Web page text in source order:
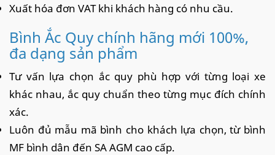
Xuất hóa đơn VAT khi khách hàng có nhu cầu.
Bình Ắc Quy chính hãng mới 100%,
đa dạng sản phẩm
Tư vấn lựa chọn ắc quy phù hợp với từng loại xe
khác nhau, ắc quy chuẩn theo từng mục đích chính
xác.
Luôn đủ mẫu mã bình cho khách lựa chọn, từ bình
MF bình dân đến SA AGM cao cấp.